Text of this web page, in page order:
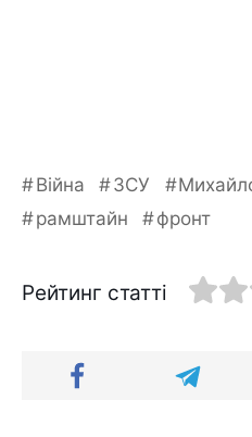
Війна ЗСУ
рамштайн
фронт
Рейтинг статті